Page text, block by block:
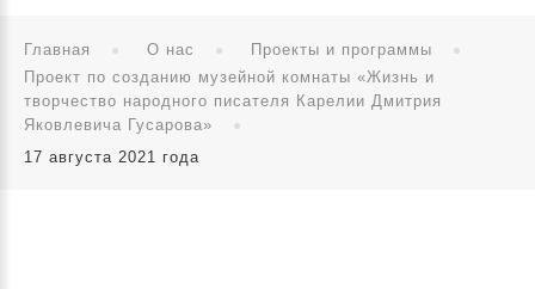
Главная О нас
Проекты и программы
Проект по созданию музейной комнаты «Жизнь и
творчество народного писателя Карелии Дмитрия
Яковлевича Гусарова»
17 августа 2021 года